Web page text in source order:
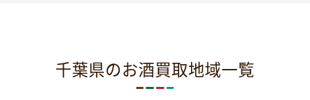
千葉県のお酒買取地域一覧